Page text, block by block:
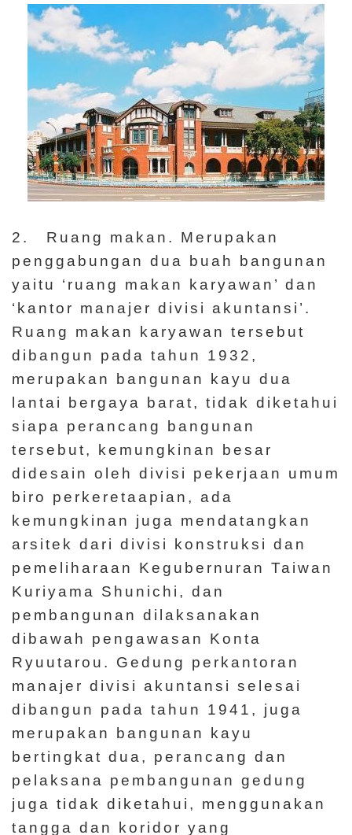
n
gli
h
日
Ti
ế
n
g
2. Ruang makan. Merupakan
penggabungan dua buah bangunan
yaitu ‘ruang makan karyawan’ dan
‘kantor manajer divisi akuntansi’.
Ruang makan karyawan tersebut
dibangun pada tahun 1932,
merupakan bangunan kayu dua
lantai bergaya barat, tidak diketahui
siapa perancang bangunan
tersebut, kemungkinan besar
didesain oleh divisi pekerjaan umum
biro perkeretaapian, ada
kemungkinan juga mendatangkan
arsitek dari divisi konstruksi dan
pemeliharaan Kegubernuran Taiwan
Kuriyama Shunichi, dan
pembangunan dilaksanakan
dibawah pengawasan Konta
Ryuutarou. Gedung perkantoran
manajer divisi akuntansi selesai
dibangun pada tahun 1941, juga
merupakan bangunan kayu
bertingkat dua, perancang dan
pelaksana pembangunan gedung
juga tidak diketahui, menggunakan
tangga dan koridor yang